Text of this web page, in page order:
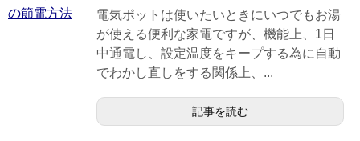
電気ポットは使いたいときにいつでもお湯
が使える便利な家電ですが、機能上、1日
中通電し、設定温度をキープする為に自動
でわかし直しをする関係上、...
記事を読む